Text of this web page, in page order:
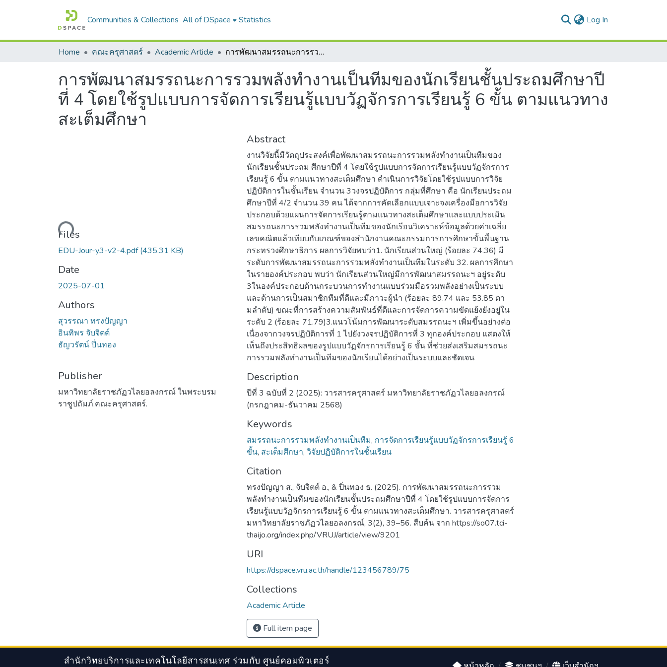
Communities & Collections All of DSpace Statistics Log In
Home คณะครุศาสตร์ Academic Article การพัฒนาสมรรถนะการรวมพลังทำงานเป็นทีมของนักเรียนชั้นประถมศึกษาปีที่ 4 โดยใช้รูปแบบการจัดการเรียนรู้แบบวัฏจักรการเรียนรู้ 6 ขั้น ตามแนวทางสะเต็มศึกษา
การพัฒนาสมรรถนะการรวมพลังทำงานเป็นทีมของนักเรียนชั้นประถมศึกษาปี
ที่ 4 โดยใช้รูปแบบการจัดการเรียนรู้แบบวัฏจักรการเรียนรู้ 6 ขั้น ตามแนวทาง
สะเต็มศึกษา
Loading...
Files
EDU-Jour-y3-v2-4.pdf(435.31 KB)
Date
2025-07-01
Authors
สุวรรณา ทรงปัญญา
อินทิพร จับจิตต์
ธัญวรัตน์ ปิ่นทอง
Publisher
มหาวิทยาลัยราชภัฏวไลยอลงกรณ์ ในพระบรม
ราชูปถัมภ์.คณะครุศาสตร์.
Abstract
งานวิจัยนี้มีวัตถุประสงค์เพื่อพัฒนาสมรรถนะการรวมพลังทํางานเป็นทีมของ
นักเรียนชั้นประถม ศึกษาปีที่ 4 โดยใช้รูปแบบการจัดการเรียนรู้แบบวัฏจักรการ
เรียนรู้ 6 ขั้น ตามแนวทางสะเต็มศึกษา ดําเนินการวิจัยโดยใช้รูปแบบการวิจัย
ปฏิบัติการในชั้นเรียน จํานวน 3วงจรปฏิบัติการ กลุ่มที่ศึกษา คือ นักเรียนประถม
ศึกษาปีที่ 4/2 จํานวน 39 คน ได้จากการคัดเลือกแบบเจาะจงเครื่องมือการวิจัย
ประกอบด้วยแผนการจัดการเรียนรู้ตามแนวทางสะเต็มศึกษาและแบบประเมิน
สมรรถนะการรวมพลังทํางานเป็นทีมของนักเรียนวิเคราะห์ข้อมูลด้วยค่าเฉลี่ย
เลขคณิตแล้วเทียบกับเกณฑ์ของสํานักงานคณะกรรมการการศึกษาขั้นพื้นฐาน
กระทรวงศึกษาธิการ ผลการวิจัยพบว่า1. นักเรียนส่วนใหญ่ (ร้อยละ 74.36) มี
ระดับการพัฒนาสมรรถนะการรวมพลังทํางานเป็นทีมในระดับ 32. ผลการศึกษา
ในรายองค์ประกอบ พบว่า นักเรียนส่วนใหญ่มีการพัฒนาสมรรถนะฯ อยู่ระดับ
3ในองค์ประกอบด้านกระบวนการทํางานแบบร่วมมือรวมพลังอย่างเป็นระบบ
และด้านการเป็นสมาชิกทีมที่ดีและมีภาวะผู้นํา (ร้อยละ 89.74 และ 53.85 ตา
มลําดับ) ขณะที่การสร้างความสัมพันธ์ที่ดีและการจัดการความขัดแย้งยังอยู่ใน
ระดับ 2 (ร้อยละ 71.79)3.แนวโน้มการพัฒนาระดับสมรรถนะฯ เพิ่มขึ้นอย่างต่อ
เนื่องจากวงจรปฏิบัติการที่ 1 ไปยังวงจรปฏิบัติการที่ 3 ทุกองค์ประกอบ แสดงให้
เห็นถึงประสิทธิผลของรูปแบบวัฏจักรการเรียนรู้ 6 ขั้น ที่ช่วยส่งเสริมสมรรถนะ
การรวมพลังทํางานเป็นทีมของนักเรียนได้อย่างเป็นระบบและชัดเจน
Description
ปีที่ 3 ฉบับที่ 2 (2025): วารสารครุศาสตร์ มหาวิทยาลัยราชภัฏวไลยอลงกรณ์
(กรกฎาคม-ธันวาคม 2568)
Keywords
สมรรถนะการรวมพลังทํางานเป็นทีม, การจัดการเรียนรู้แบบวัฏจักรการเรียนรู้ 6
ขั้น, สะเต็มศึกษา, วิจัยปฏิบัติการในชั้นเรียน
Citation
ทรงปัญญา ส., จับจิตต์ อ., & ปิ่นทอง ธ. (2025). การพัฒนาสมรรถนะการรวม
พลังทำงานเป็นทีมของนักเรียนชั้นประถมศึกษาปีที่ 4 โดยใช้รูปแบบการจัดการ
เรียนรู้แบบวัฏจักรการเรียนรู้ 6 ขั้น ตามแนวทางสะเต็มศึกษา. วารสารครุศาสตร์
มหาวิทยาลัยราชภัฏวไลยอลงกรณ์, 3(2), 39–56. สืบค้น จาก https://so07.tci-
thaijo.org/index.php/VRUJ/article/view/9201
URI
https://dspace.vru.ac.th/handle/123456789/75
Collections
Academic Article
Full item page
สำนักวิทยบริการและเทคโนโลยีสารสนเทศ ร่วมกับ ศูนย์คอมพิวเตอร์